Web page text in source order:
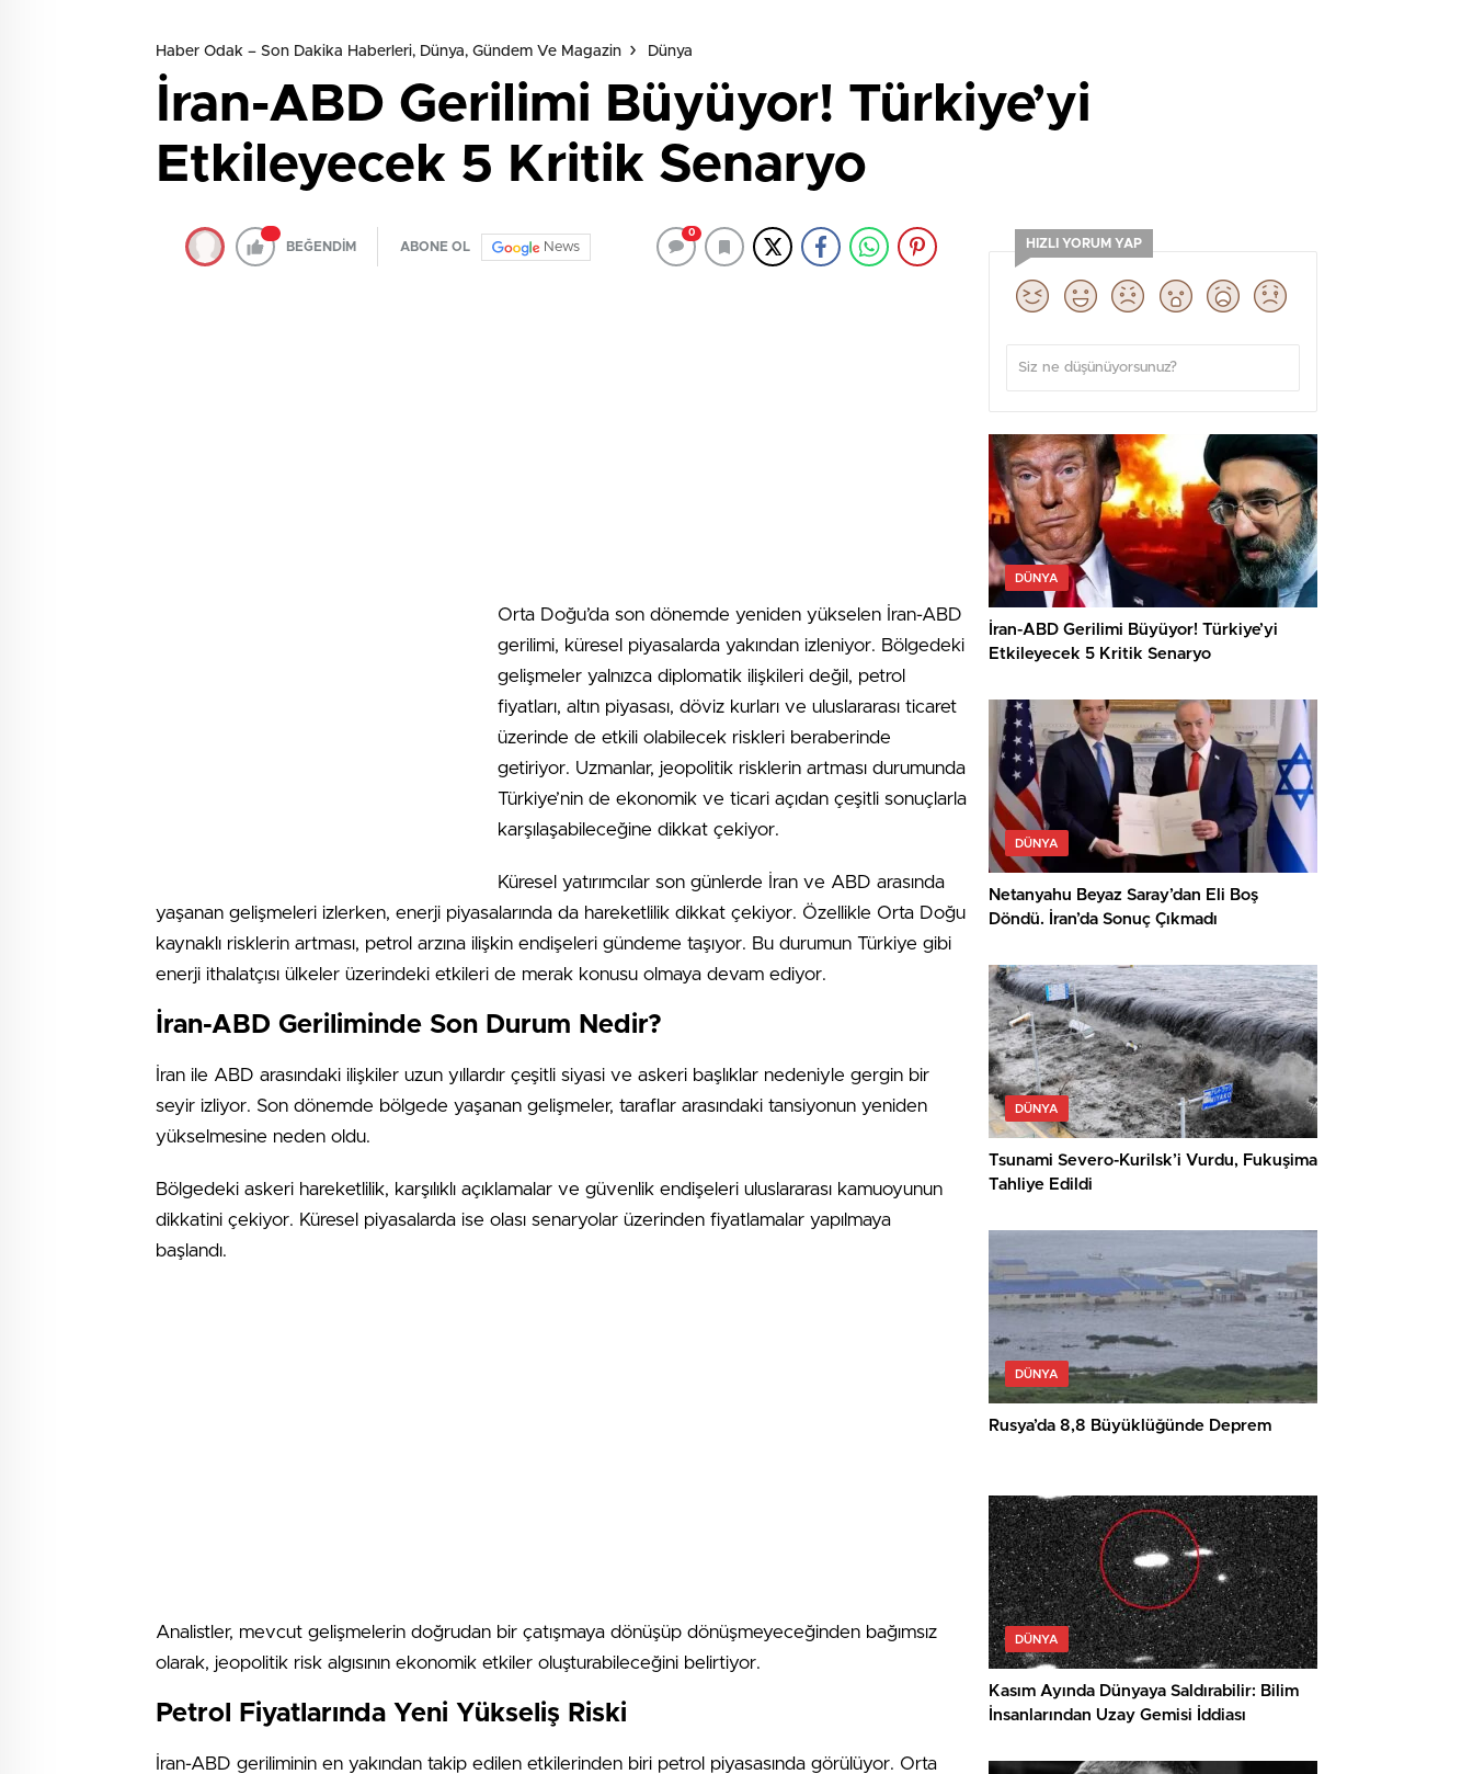
Haber Odak – Son Dakika Haberleri, Dünya, Gündem Ve Magazin Dünya
İran-ABD Gerilimi Büyüyor! Türkiye’yi
Etkileyecek 5 Kritik Senaryo
BEĞENDİM ABONE OL News
0
Orta Doğu’da son dönemde yeniden yükselen İran-ABD
gerilimi, küresel piyasalarda yakından izleniyor. Bölgedeki
gelişmeler yalnızca diplomatik ilişkileri değil, petrol
fiyatları, altın piyasası, döviz kurları ve uluslararası ticaret
üzerinde de etkili olabilecek riskleri beraberinde
getiriyor. Uzmanlar, jeopolitik risklerin artması durumunda
Türkiye’nin de ekonomik ve ticari açıdan çeşitli sonuçlarla
karşılaşabileceğine dikkat çekiyor.
Küresel yatırımcılar son günlerde İran ve ABD arasında
yaşanan gelişmeleri izlerken, enerji piyasalarında da hareketlilik dikkat çekiyor. Özellikle Orta Doğu
kaynaklı risklerin artması, petrol arzına ilişkin endişeleri gündeme taşıyor. Bu durumun Türkiye gibi
enerji ithalatçısı ülkeler üzerindeki etkileri de merak konusu olmaya devam ediyor.
İran-ABD Geriliminde Son Durum Nedir?
İran ile ABD arasındaki ilişkiler uzun yıllardır çeşitli siyasi ve askeri başlıklar nedeniyle gergin bir
seyir izliyor. Son dönemde bölgede yaşanan gelişmeler, taraflar arasındaki tansiyonun yeniden
yükselmesine neden oldu.
Bölgedeki askeri hareketlilik, karşılıklı açıklamalar ve güvenlik endişeleri uluslararası kamuoyunun
dikkatini çekiyor. Küresel piyasalarda ise olası senaryolar üzerinden fiyatlamalar yapılmaya
başlandı.
Analistler, mevcut gelişmelerin doğrudan bir çatışmaya dönüşüp dönüşmeyeceğinden bağımsız
olarak, jeopolitik risk algısının ekonomik etkiler oluşturabileceğini belirtiyor.
Petrol Fiyatlarında Yeni Yükseliş Riski
İran-ABD geriliminin en yakından takip edilen etkilerinden biri petrol piyasasında görülüyor. Orta
HIZLI YORUM YAP
DÜNYA
İran-ABD Gerilimi Büyüyor! Türkiye’yi
Etkileyecek 5 Kritik Senaryo
DÜNYA
Netanyahu Beyaz Saray’dan Eli Boş
Döndü. İran’da Sonuç Çıkmadı
DÜNYA
Tsunami Severo-Kurilsk’i Vurdu, Fukuşima
Tahliye Edildi
DÜNYA
Rusya’da 8,8 Büyüklüğünde Deprem
DÜNYA
Kasım Ayında Dünyaya Saldırabilir: Bilim
İnsanlarından Uzay Gemisi İddiası